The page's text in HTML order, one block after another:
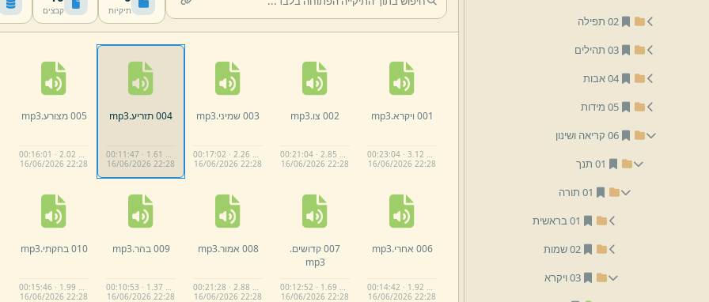
02 תפילה
03 תהילים
04 אבות
05 מידות
06 קריאה ושינון
01 תנך
01 תורה
01 בראשית
02 שמות
03 ויקרא
תיקיות קבצים
001 ויקרא. mp3
00:23:04 · 3.12 MB
16/06/2026 22:28
002 צו. mp3
00:21:04 · 2.85 MB
16/06/2026 22:28
003 שמיני. mp3
00:17:02 · 2.26 MB
16/06/2026 22:28
004 תזריע. mp3
00:11:47 · 1.61 MB
16/06/2026 22:28
005 מצורע. mp3
00:16:01 · 2.02 MB
16/06/2026 22:28
006 אחרי. mp3
00:14:42 · 1.92 MB
16/06/2026 22:28
007 קדושים.
mp3
00:12:52 · 1.69 MB
16/06/2026 22:28
008 אמור. mp3
00:21:28 · 2.88 MB
16/06/2026 22:28
009 בהר. mp3
00:10:53 · 1.37 MB
16/06/2026 22:28
010 בחקתי. mp3
00:15:46 · 1.99 MB
16/06/2026 22:28